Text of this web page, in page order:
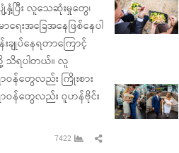
ပြီး လူသေဆုံးမှုတွေ၊
ေးအခြေအနေဖြစ်နေပါ
ျုပ်နေရတာကြောင့်
သိရပါတယ်။ လူ
ဝန်တွေလည်း ကြိုးစား
ဝန်တွေလည်း ဝူဟန်ဗိုင်း
7422
Share